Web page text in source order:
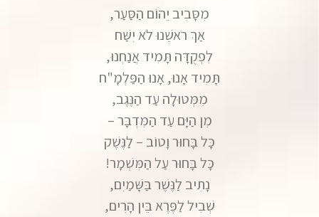
מִסָּבִיב יֵהוֹם הַסַּעַר,
אַךְ רֹאשֵׁנוּ לֹא יִשַּׁח
לִפְקֻדָּה תָּמִיד אֲנַחְנוּ,
תָּמִיד אָנוּ, אָנוּ הַפַּלְמָ"ח
מִמְּטוּלָה עַד הַנֶּגֶב,
מִן הַיָּם עַד הַמִּדְבָּר –
כָּל בָּחוּר וָטוֹב – לַנֶּשֶׁק
כָּל בָּחוּר עַל הַמִּשְׁמָר!
נָתִיב לַנֶּשֶׁר בַּשָּׁמַיִם,
שְׁבִיל לַפֶּרֶא בֵּין הָרִים,